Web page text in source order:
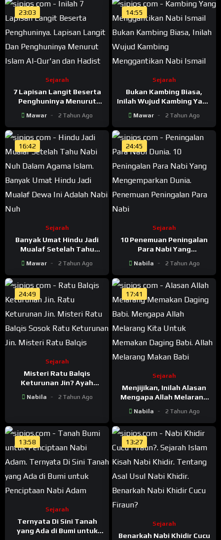
23:03
Sejarah
7 Lapisan Langit Beserta
Penghuninya Menurut
Mawar 2 Tahun Ago
14:55
Sejarah
Bukan Kambing Biasa,
Inilah Wujud Kambing Yang
Mawar 2 Tahun Ago
16:42
Sejarah
Banyak Umat Hindu Jadi
Mualaf Setelah Tahu
Nabi Nuh Dalam Agama
Islam
Mawar 2 Tahun Ago
24:45
Sejarah
10 Penemuan Peningalan
Para Nabi Yang
Nabila 2 Tahun Ago
24:49
Sejarah
Misteri Ratu Balqis
Keturunan Jin? Ayah
Sosok Jin
Nabila 2 Tahun Ago
17:41
Sejarah
Menjijikan, Inilah Alasan
Mengapa Allah Melarang
Daging Babi
Nabila 2 Tahun Ago
13:58
Sejarah
Ternyata Di Sini Tanah
yang Ada di Bumi untuk
13:27
Sejarah
Benarkah Nabi Khidir Cucu